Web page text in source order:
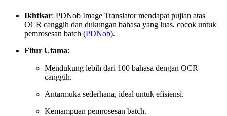
Ikhtisar: PDNob Image Translator mendapat pujian atas
OCR canggih dan dukungan bahasa yang luas, cocok untuk
pemrosesan batch (PDNob).
Fitur Utama:
Mendukung lebih dari 100 bahasa dengan OCR
canggih.
Antarmuka sederhana, ideal untuk efisiensi.
Kemampuan pemrosesan batch.